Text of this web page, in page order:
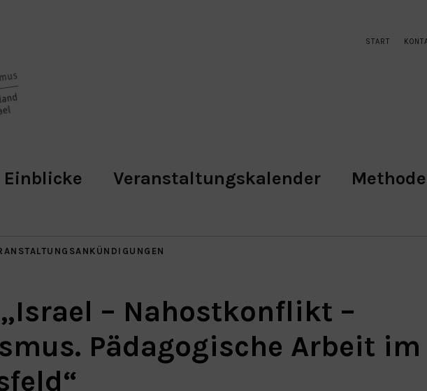
START
Einblicke Veranstaltungskalender
– Nahostkonflikt –
Pädagogische Arbeit im